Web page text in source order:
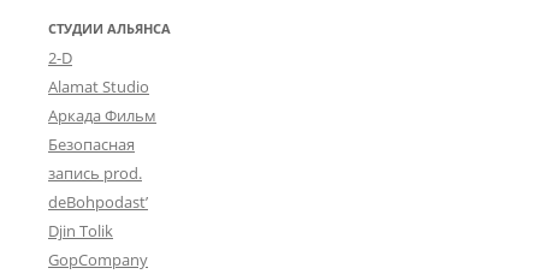
СТУДИИ АЛЬЯНСА
2-D
Alamat Studio
Аркада Фильм
Безопасная
запись prod.
deBohpodast’
Djin Tolik
GopCompany